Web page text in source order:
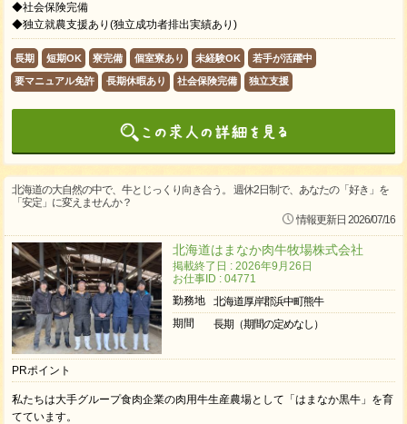
◆社会保険完備
◆独立就農支援あり(独立成功者排出実績あり)
長期 短期OK 寮完備 個室寮あり 未経験OK 若手が活躍中
要マニュアル免許 長期休暇あり 社会保険完備 独立支援
北海道の大自然の中で、牛とじっくり向き合う。 週休2日制で、あなたの「好き」を
「安定」に変えませんか？
情報更新日 2026/07/16
北海道はまなか肉牛牧場株式会社
掲載終了日 : 2026年9月26日
お仕事ID : 04771
勤務地
北海道厚岸郡浜中町熊牛
期間
長期（期間の定めなし）
PRポイント
私たちは大手グループ食肉企業の肉用牛生産農場として「はまなか黒牛」を育
てています。